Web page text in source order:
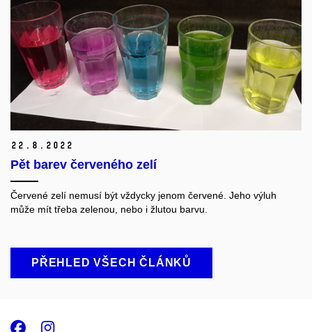
22. 8. 2022
Pět barev červeného zelí
Červené zelí nemusí být vždycky jenom červené. Jeho výluh
může mít třeba zelenou
nebo i žlutou barvu.
PŘEHLED VŠECH ČLÁNKŮ
Facebook
Instagram